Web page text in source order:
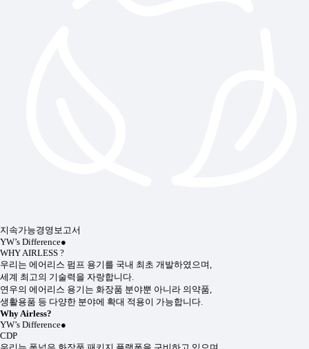
지속가능경영보고서
YW’s Difference●
WHY AIRLESS ?
우리는 에어리스 펌프 용기를 국내 최초 개발하였으며,
세계 최고의 기술력을 자랑합니다.
연우의 에어리스 용기는 화장품 분야뿐 아니라 의약품,
생활용품 등 다양한 분야에 확대 적용이 가능합니다.
Why Airless?
YW’s Difference●
CDP